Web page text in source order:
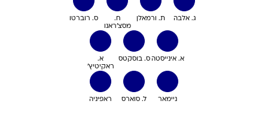
ס. רוברטו
ח.
מסצ'ראנו
ת. ורמאלן ג. אלבה
א.
ראקיטיץ'
ס. בוסקטס א. אינייסטה
ראפיניה ל. סוארס ניימאר